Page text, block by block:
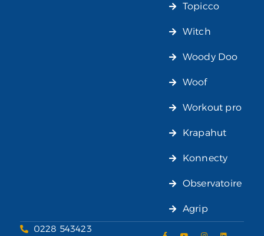
Topicco
Witch
Woody Doo
Woof
Workout pro
Krapahut
Konnecty
Observatoire
Agrip
0228 543423